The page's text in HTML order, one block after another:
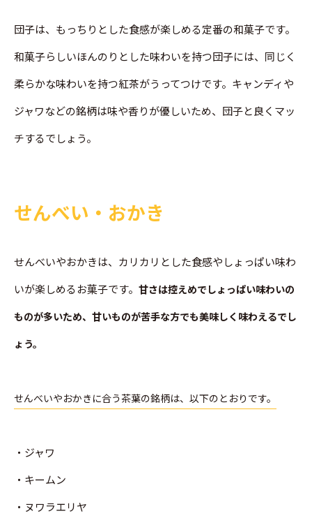
団子は、もっちりとした食感が楽しめる定番の和菓子です。
和菓子らしいほんのりとした味わいを持つ団子には、同じく
柔らかな味わいを持つ紅茶がうってつけです。キャンディや
ジャワなどの銘柄は味や香りが優しいため、団子と良くマッ
チするでしょう。
せんべい・おかき
せんべいやおかきは、カリカリとした食感やしょっぱい味わ
いが楽しめるお菓子です。 甘さは控えめでしょっぱい味わいの
ものが多いため、甘いものが苦手な方でも美味しく味わえるでし
ょう。
せんべいやおかきに合う茶葉の銘柄は、以下のとおりです。
・ジャワ
・キームン
・ヌワラエリヤ